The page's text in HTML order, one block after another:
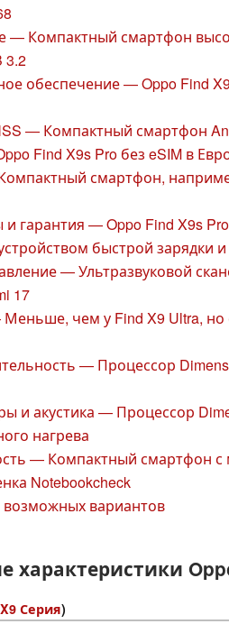
Компактный смартфон
3.2
обеспечение — Oppo Find
— Компактный смартфон
Find X9s Pro без eSIM в
смартфон,
и гарантия — Oppo Find X9s
быстрой зарядки
— Ультразвуковой
17
чем у Find X9 Ultra, но
— Процессор
и акустика — Процессор
нагрева
— Компактный смартфон
Notebookcheck
возможных вариантов
характеристики
Серия)